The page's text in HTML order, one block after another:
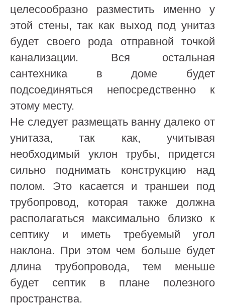
целесообразно разместить именно у
этой стены, так как выход под унитаз
будет своего рода отправной точкой
канализации. Вся остальная
сантехника в доме будет
подсоединяться непосредственно к
этому месту.
Не следует размещать ванну далеко от
унитаза, так как, учитывая
необходимый уклон трубы, придется
сильно поднимать конструкцию над
полом. Это касается и траншеи под
трубопровод, которая также должна
располагаться максимально близко к
септику и иметь требуемый угол
наклона. При этом чем больше будет
длина трубопровода, тем меньше
будет септик в плане полезного
пространства.